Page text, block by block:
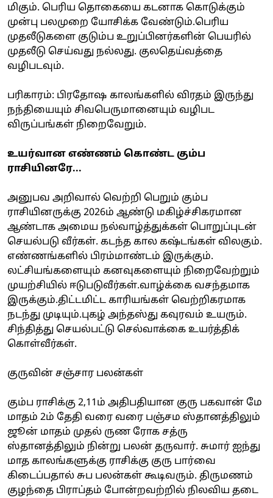
மிகும். பெரிய தொகையை கடனாக கொடுக்கும்
முன்பு பலமுறை யோசிக்க வேண்டும்.பெரிய
முதலீடுகளை குடும்ப உறுப்பினர்களின் பெயரில்
முதலீடு செய்வது நல்லது. குலதெய்வத்தை
வழிபடவும்.
பரிகாரம்: பிரதோஷ காலங்களில் விரதம் இருந்து
நந்தியையும் சிவபெருமானையும் வழிபட
விருப்பங்கள் நிறைவேறும்.
உயர்வான எண்ணம் கொண்ட கும்ப
ராசியினரே...
அனுபவ அறிவால் வெற்றி பெறும் கும்ப
ராசியினருக்கு 2026ம் ஆண்டு மகிழ்ச்சிகரமான
ஆண்டாக அமைய நல்வாழ்த்துக்கள் பொறுப்புடன்
செயல்படு வீர்கள். கடந்த கால கஷ்டங்கள் விலகும்.
எண்ணங்களில் பிரம்மாண்டம் இருக்கும்.
லட்சியங்களையும் கனவுகளையும் நிறைவேற்றும்
முயற்சியில் ஈடுபடுவீர்கள்.வாழ்க்கை வசந்தமாக
இருக்கும்.திட்டமிட்ட காரியங்கள் வெற்றிகரமாக
நடந்து முடியும்.புகழ் அந்தஸ்து கவுரவம் உயரும்.
சிந்தித்து செயல்பட்டு செல்வாக்கை உயர்த்திக்
கொள்வீர்கள்.
குருவின் சஞ்சார பலன்கள்
கும்ப ராசிக்கு 2,11ம் அதிபதியான குரு பகவான் மே
மாதம் 2ம் தேதி வரை வரை பஞ்சம ஸ்தானத்திலும்
ஜூன் மாதம் முதல் ருண ரோக சத்ரு
ஸ்தானத்திலும் நின்று பலன் தருவார். சுமார் ஐந்து
மாத காலங்களுக்கு ராசிக்கு குரு பார்வை
கிடைப்பதால் சுப பலன்கள் கூடிவரும். திருமணம்
குழந்தை பிராப்தம் போன்றவற்றில் நிலவிய தடை